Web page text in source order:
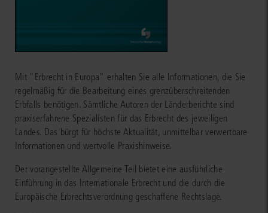
Mit "Erbrecht in Europa" erhalten Sie alle Informationen, die Sie
regelmäßig für die Bearbeitung eines grenzüberschreitenden
Erbfalls benötigen. Sämtliche Autoren der Länderberichte sind
praxiserfahrene Spezialisten für das Erbrecht des jeweiligen
Landes. Das bürgt für höchste Aktualität, unmittelbar verwertbare
Informationen und wertvolle Praxishinweise.
Der vorangestellte Allgemeine Teil bietet eine ausführliche
Einführung in das Internationale Erbrecht und die durch die
Europäische Erbrechtsverordnung geschaffene Rechtslage.